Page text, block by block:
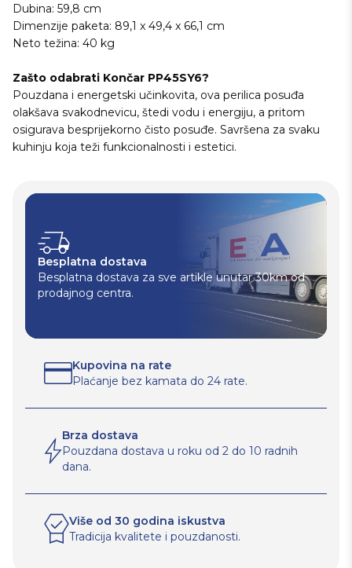
Dubina: 59,8 cm
Dimenzije paketa: 89,1 x 49,4 x 66,1 cm
Neto težina: 40 kg
Zašto odabrati Končar PP45SY6?
Pouzdana i energetski učinkovita, ova perilica posuđa
olakšava svakodnevicu, štedi vodu i energiju, a pritom
osigurava besprijekorno čisto posuđe. Savršena za svaku
kuhinju koja teži funkcionalnosti i estetici.
Besplatna dostava
Besplatna dostava za sve artikle unutar 30km od
prodajnog centra.
Kupovina na rate
Plaćanje bez kamata do 24 rate.
Brza dostava
Pouzdana dostava u roku od 2 do 10 radnih
dana.
Više od 30 godina iskustva
Tradicija kvalitete i pouzdanosti.